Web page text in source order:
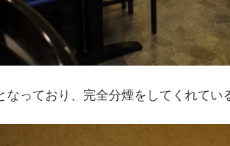
っており、完全分煙をしてくれてい